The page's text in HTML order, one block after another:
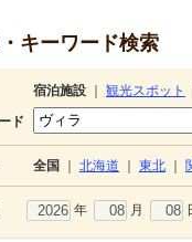
キーワード検索
宿泊施設 観光スポット
ド
全国 北海道 東北
年 月